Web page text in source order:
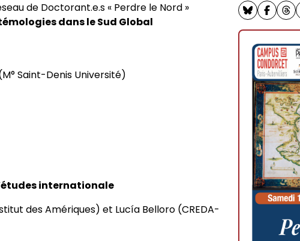
contemporaine de
programmes
de Doctorant.e.s « Perdre le Nord »
dans le Sud Global
Saint-Denis Université)
internationale
des Amériques) et Lucía Belloro (CREDA-